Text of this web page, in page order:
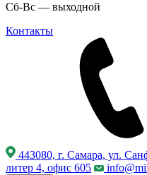
Сб-Вс — выходной
Контакты
443080, г. Самара, ул.
литер 4, офис 605